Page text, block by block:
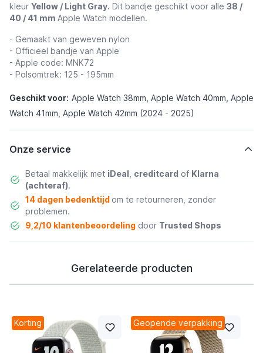
kleur Yellow / Light Gray. Dit bandje geschikt voor alle 38 /
40 / 41 mm Apple Watch modellen.
- Gemaakt van geweven nylon
- Officieel bandje van Apple
- Apple code: MNK72
- Polsomtrek: 125 - 195mm
Geschikt voor: Apple Watch 38mm, Apple Watch 40mm, Apple
Watch 41mm, Apple Watch 42mm (2024 - 2025)
Onze service
Betaal makkelijk met iDeal creditcard of Klarna
(achteraf).
14 dagen bedenktijd om te retourneren, zonder
problemen.
9,2/10 klantenbeoordelingdoor Trusted Shops
Gerelateerde producten
Korting Geopende verpakking